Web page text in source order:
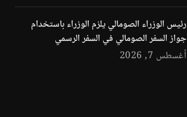
رئيس الوزراء الصومالي يلزم الوزراء باستخدام
جواز السفر الصومالي في السفر الرسمي
أغسطس 7, 2026